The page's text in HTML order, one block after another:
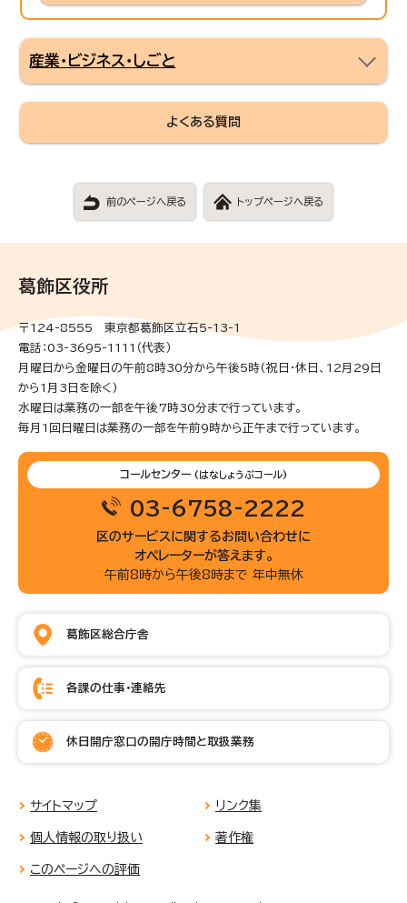
産業・ビジネス・しごと
よくある質問
前のページへ戻る トップページへ戻る
葛飾区役所
〒124-8555 東京都葛飾区立石5-13-1
電話：03-3695-1111（代表）
月曜日から金曜日の午前8時30分から午後5時(祝日・休日、12月29日
から1月3日を除く)
水曜日は業務の一部を午後7時30分まで行っています。
毎月1回日曜日は業務の一部を午前9時から正午まで行っています。
コールセンター (はなしょうぶコール)
03-6758-2222
区のサービスに関するお問い合わせに
オペレーターが答えます。
午前8時から午後8時まで 年中無休
葛飾区総合庁舎
各課の仕事・連絡先
休日開庁窓口の開庁時間と取扱業務
サイトマップ リンク集
個人情報の取り扱い 著作権
このページへの評価